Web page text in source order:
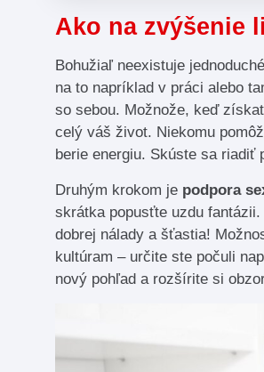
Ako na zvýšenie
Bohužiaľ neexistuje
na to napríklad v práci alebo
so sebou. Možnože, keď
celý váš život. Niekomu
berie energiu. Skúste sa riadiť
Druhým krokom je podpora
skrátka popusťte uzdu
dobrej nálady a šťastia!
kultúram – určite ste počuli
nový pohľad a rozšírite si